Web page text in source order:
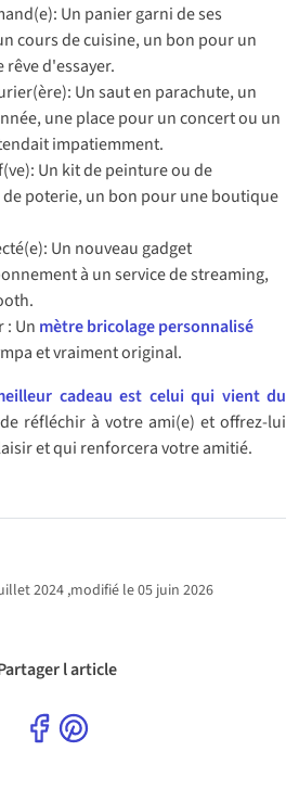
Un panier garni de ses
cours de cuisine, un bon pour un
d'essayer.
Un saut en parachute, un
une place pour un concert ou un
impatiemment.
Un kit de peinture ou de
poterie, un bon pour une boutique
Un nouveau gadget
à un service de streaming,
: Un mètre bricolage personnalisé
et vraiment original.
cadeau est celui qui vient du
réfléchir à votre ami(e) et offrez-lui
et qui renforcera votre amitié.
2024 ,modifié le 05 juin 2026
l article